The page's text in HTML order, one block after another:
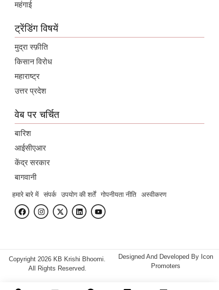
महंगाई
ट्रेंडिंग विषयें
मुद्रा स्फ़ीति
किसान विरोध
महाराष्ट्र
उत्तर प्रदेश
वेब पर चर्चित
बारिश
आईसीएआर
केंद्र सरकार
बागवानी
हमारे बारे में संपर्क उपयोग की शर्तें गोपनीयता नीति अस्वीकरण
Copyright 2026 KB Krishi Bhoomi.
All Rights Reserved.
Designed And Developed By Icon
Promoters